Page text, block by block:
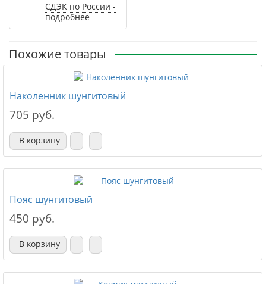
СДЭК по России -
подробнее
Похожие товары
Наколенник шунгитовый
705 руб.
В корзину
Пояс шунгитовый
450 руб.
В корзину